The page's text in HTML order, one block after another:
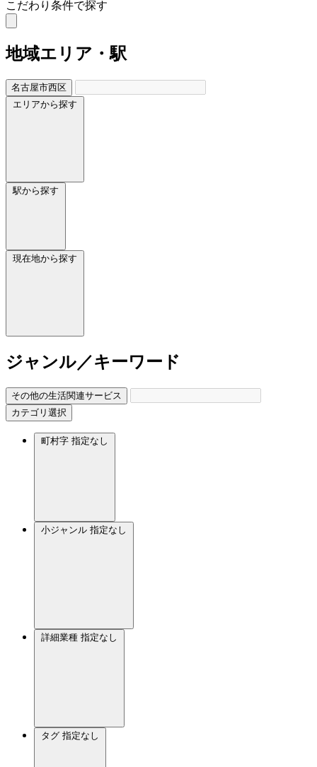
こだわり条件で探す
地域エリア・駅
名古屋市西区
エリアから探す
駅から探す
現在地から探す
ジャンル／キーワード
その他の生活関連サービス
カテゴリ選択
町村字 指定なし
小ジャンル 指定なし
詳細業種 指定なし
タグ 指定なし